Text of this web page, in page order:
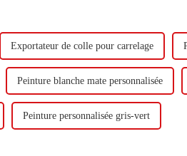
Exportateur de colle pour carrelage
Peinture blanche mate personnalisée
Peinture personnalisée gris-vert